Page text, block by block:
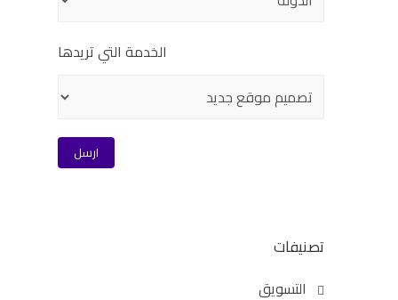
الخدمة التي تريدها
تصنيفات
التسويق